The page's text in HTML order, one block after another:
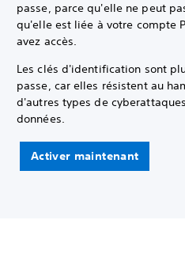
passe, parce qu'elle ne peut
qu'elle est liée à votre compte
avez accès.
Les clés d'identification sont
passe, car elles résistent au
d'autres types de
données.
Activer maintenant